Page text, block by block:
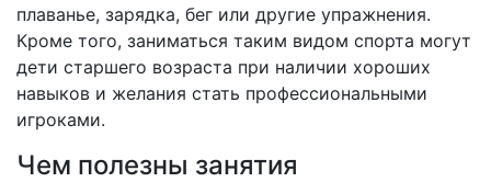
плаванье, зарядка, бег или другие упражнения.
Кроме того, заниматься таким видом спорта могут
дети старшего возраста при наличии хороших
навыков и желания стать профессиональными
игроками.
Чем полезны занятия